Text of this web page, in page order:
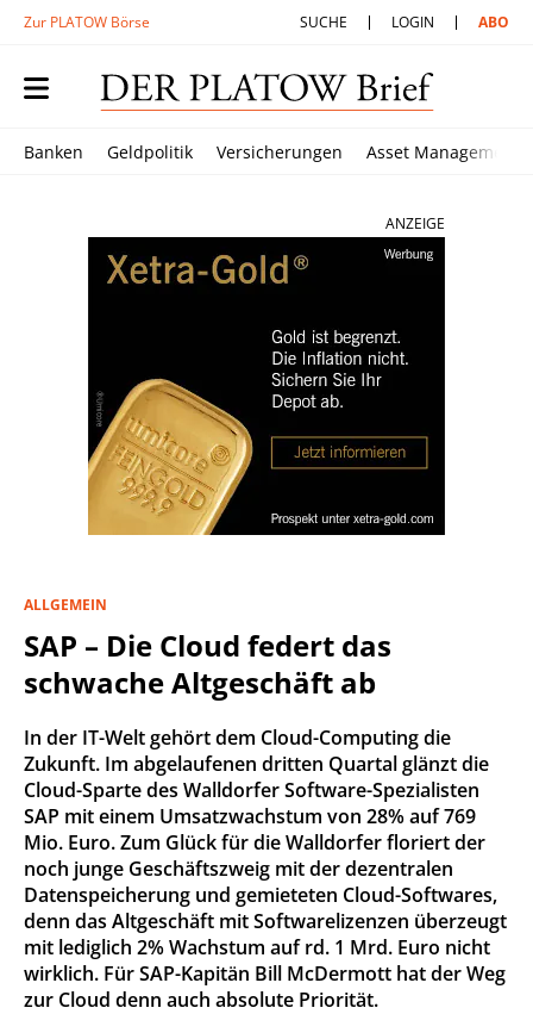
Zur PLATOW Börse SUCHE LOGIN ABO
Banken Geldpolitik Versicherungen Asset Management
ANZEIGE
ALLGEMEIN
SAP – Die Cloud federt das
schwache Altgeschäft ab
In der IT-Welt gehört dem Cloud-Computing die
Zukunft. Im abgelaufenen dritten Quartal glänzt die
Cloud-Sparte des Walldorfer Software-Spezialisten
SAP mit einem Umsatzwachstum von 28% auf 769
Mio. Euro. Zum Glück für die Walldorfer floriert der
noch junge Geschäftszweig mit der dezentralen
Datenspeicherung und gemieteten Cloud-Softwares,
denn das Altgeschäft mit Softwarelizenzen überzeugt
mit lediglich 2% Wachstum auf rd. 1 Mrd. Euro nicht
wirklich. Für SAP-Kapitän Bill McDermott hat der Weg
zur Cloud denn auch absolute Priorität.